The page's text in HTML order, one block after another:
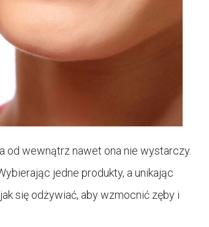
od wewnątrz nawet ona nie wystarczy.
jedne produkty, a unikając
się odżywiać, aby wzmocnić zęby i